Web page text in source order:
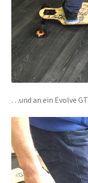
…und an ein Evolve